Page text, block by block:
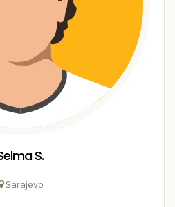
S.
Sarajevo